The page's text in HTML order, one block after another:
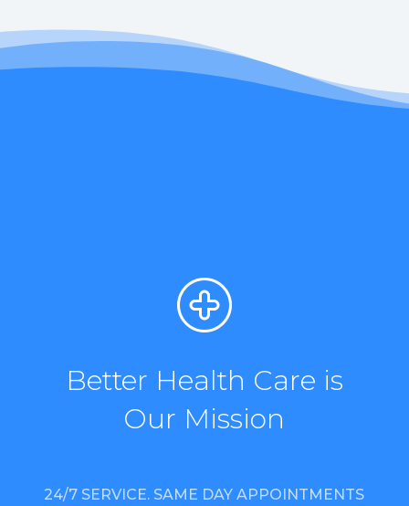
Better Health Care is
Our Mission
24/7 SERVICE. SAME DAY APPOINTMENTS